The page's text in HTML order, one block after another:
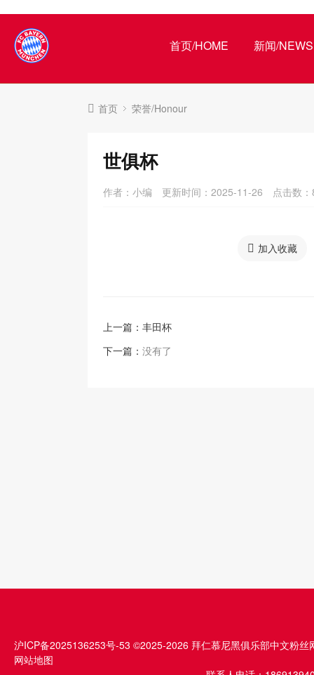
首页/HOME 新闻/NEWS
首页 荣誉/Honour
世俱杯
作者：小编 更新时间：2025-11-26 点击数：
加入收藏
上一篇： 丰田杯
下一篇： 没有了
沪ICP备2025136253号-53 ©2025-2026 拜仁慕尼黑俱乐部中文粉丝
网站地图